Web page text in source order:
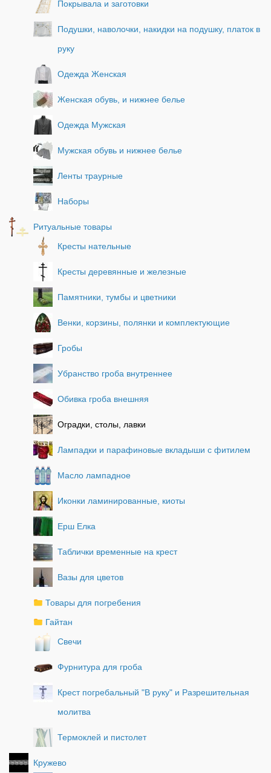
Покрывала и заготовки
Подушки, наволочки, накидки на подушку, платок в
руку
Одежда Женская
Женская обувь, и нижнее белье
Одежда Мужская
Мужская обувь и нижнее белье
Ленты траурные
Наборы
Ритуальные товары
Кресты нательные
Кресты деревянные и железные
Памятники, тумбы и цветники
Венки, корзины, полянки и комплектующие
Гробы
Убранство гроба внутреннее
Обивка гроба внешняя
Оградки, столы, лавки
Лампадки и парафиновые вкладыши с фитилем
Масло лампадное
Иконки ламинированные, киоты
Ерш Елка
Таблички временные на крест
Вазы для цветов
Товары для погребения
Гайтан
Свечи
Фурнитура для гроба
Крест погребальный "В руку" и Разрешительная
молитва
Термоклей и пистолет
Кружево